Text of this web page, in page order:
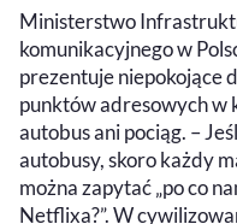
Ministerstwo
komunikacyjnego w
prezentuje niepokojące
punktów adresowych w
autobus ani pociąg. –
autobusy, skoro każdy
można zapytać „po co
Netflixa?”. W